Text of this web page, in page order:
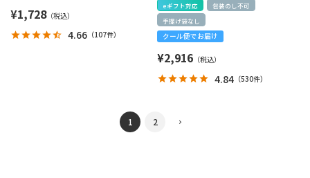
¥1,728
4.66 （107件）
eギフト対応
包装のし不可
手提げ袋なし
クール便でお届け
¥2,916
4.84 （530件）
1 2